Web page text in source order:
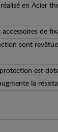
en Acier
accessoires de
sont
est
la